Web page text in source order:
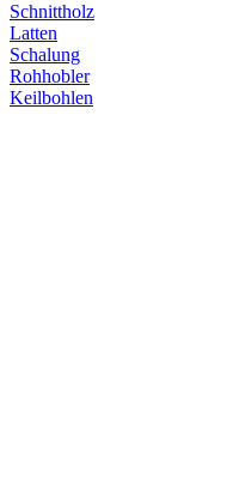
Schnittholz
Latten
Schalung
Rohhobler
Keilbohlen